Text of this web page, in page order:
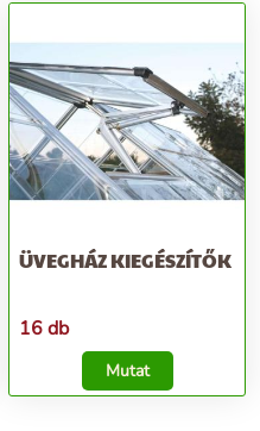
ÜVEGHÁZ KIEGÉSZÍTŐK
16 db
Mutat